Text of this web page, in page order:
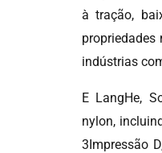
à tração,
indústrias
E LangHe,
nylon,
3Impressão